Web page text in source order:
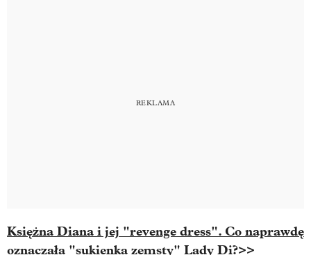
Księżna Diana i jej "revenge dress". Co naprawdę
oznaczała "sukienka zemsty" Lady Di?>>